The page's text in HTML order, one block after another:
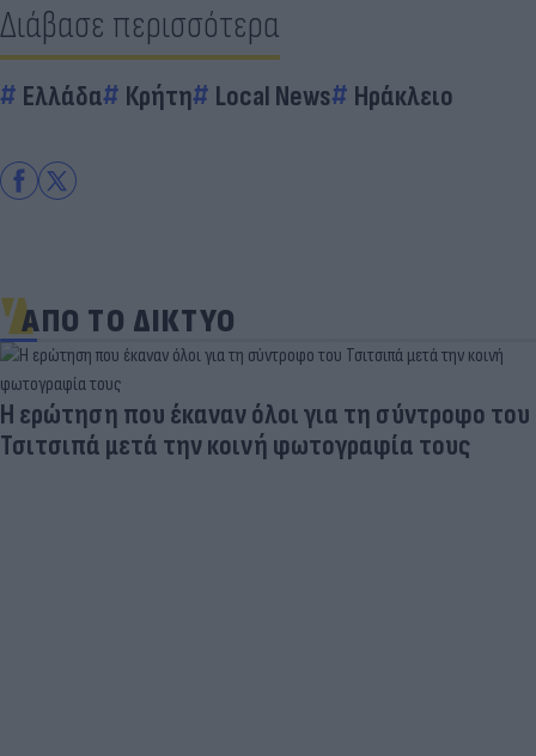
Διάβασε περισσότερα
Ελλάδα Κρήτη Local News Ηράκλειο
ΑΠΟ ΤΟ ΔΙΚΤΥΟ